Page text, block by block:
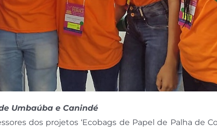
Umbaúba e Canindé
dos projetos ‘Ecobags de Papel de Palha de